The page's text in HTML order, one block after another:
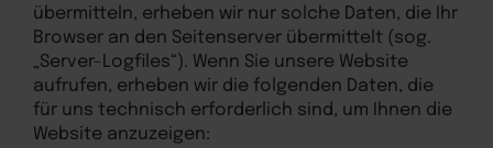
übermitteln, erheben wir nur solche Daten, die Ihr
Browser an den Seitenserver übermittelt (sog.
„Server-Logfiles“). Wenn Sie unsere Website
aufrufen, erheben wir die folgenden Daten, die
für uns technisch erforderlich sind, um Ihnen die
Website anzuzeigen: